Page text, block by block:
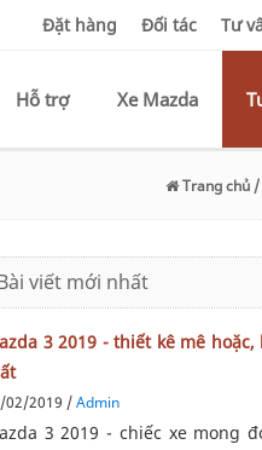
Đặt hàng Đối tác Tư
Hỗ trợ Xe Mazda
Trang chủ /
viết mới nhất
3 2019 - thiết kê mê
02/2019 /Admin
3 2019 - chiếc xe mong